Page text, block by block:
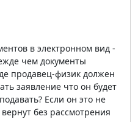
в электронном вид -
чем документы
продавец-физик должен
заявление что он будет
Если он это не
без рассмотрения